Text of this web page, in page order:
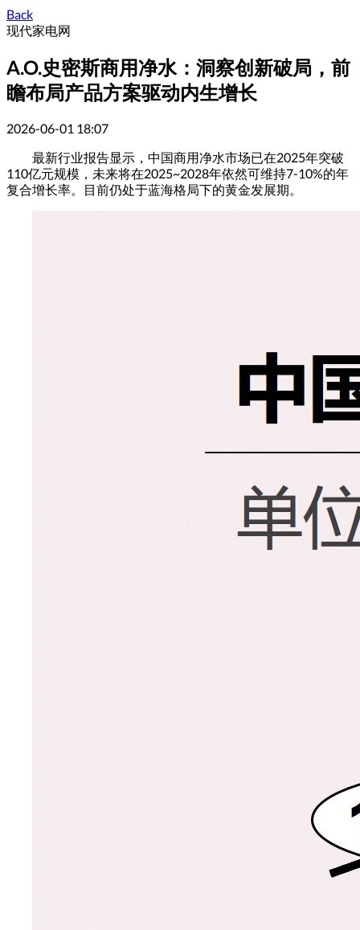
Back
现代家电网
A.O.史密斯商用净水：洞察创新破局，前
瞻布局产品方案驱动内生增长
2026-06-01 18:07
最新行业报告显示，中国商用净水市场已在2025年突破
110亿元规模，未来将在2025~2028年依然可维持7-10%的年
复合增长率。目前仍处于蓝海格局下的黄金发展期。